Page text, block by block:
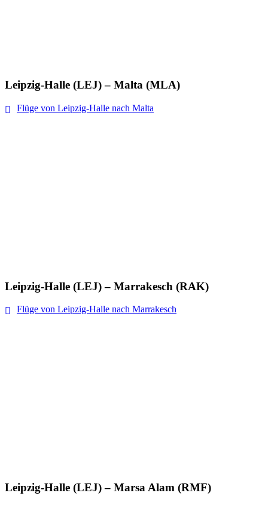
Leipzig-Halle (LEJ) – Malta (MLA)
Flüge von Leipzig-Halle nach Malta
Leipzig-Halle (LEJ) – Marrakesch (RAK)
Flüge von Leipzig-Halle nach Marrakesch
Leipzig-Halle (LEJ) – Marsa Alam (RMF)